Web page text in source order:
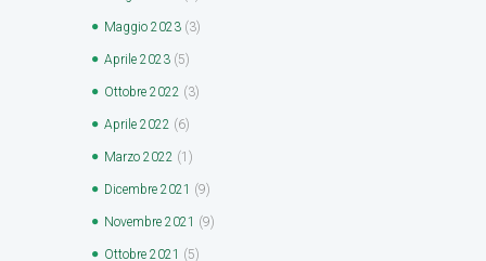
Maggio 2023 (3)
Aprile 2023 (5)
Ottobre 2022 (3)
Aprile 2022 (6)
Marzo 2022 (1)
Dicembre 2021 (9)
Novembre 2021 (9)
Ottobre 2021 (5)